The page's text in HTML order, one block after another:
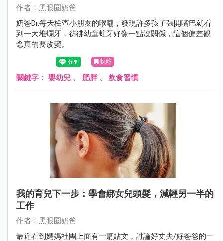
作者：黑眼圈奶爸
奶爸Dr.每天檢查小朋友的喉嚨，發現許多孩子張開嘴巴就看
到一大堆爛牙，彷彿幼童蛀牙好像一點沒關係，這個偏差觀
念真的要改變。
收藏
關鍵字： 嬰幼兒 、 肥胖、 飲食習慣
我的育兒下一步：學會綁女兒頭髮，減輕另一半的
工作
作者：黑眼圈奶爸
最近看到媽媽社團上面有一篇貼文，討論好丈夫/好爸爸的一